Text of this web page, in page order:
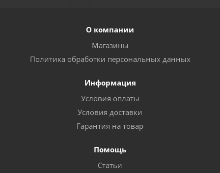
О компании
Магазины
Политика обработки персональных данных
Информация
Условия оплаты
Условия доставки
Гарантия на товар
Помощь
Статьи